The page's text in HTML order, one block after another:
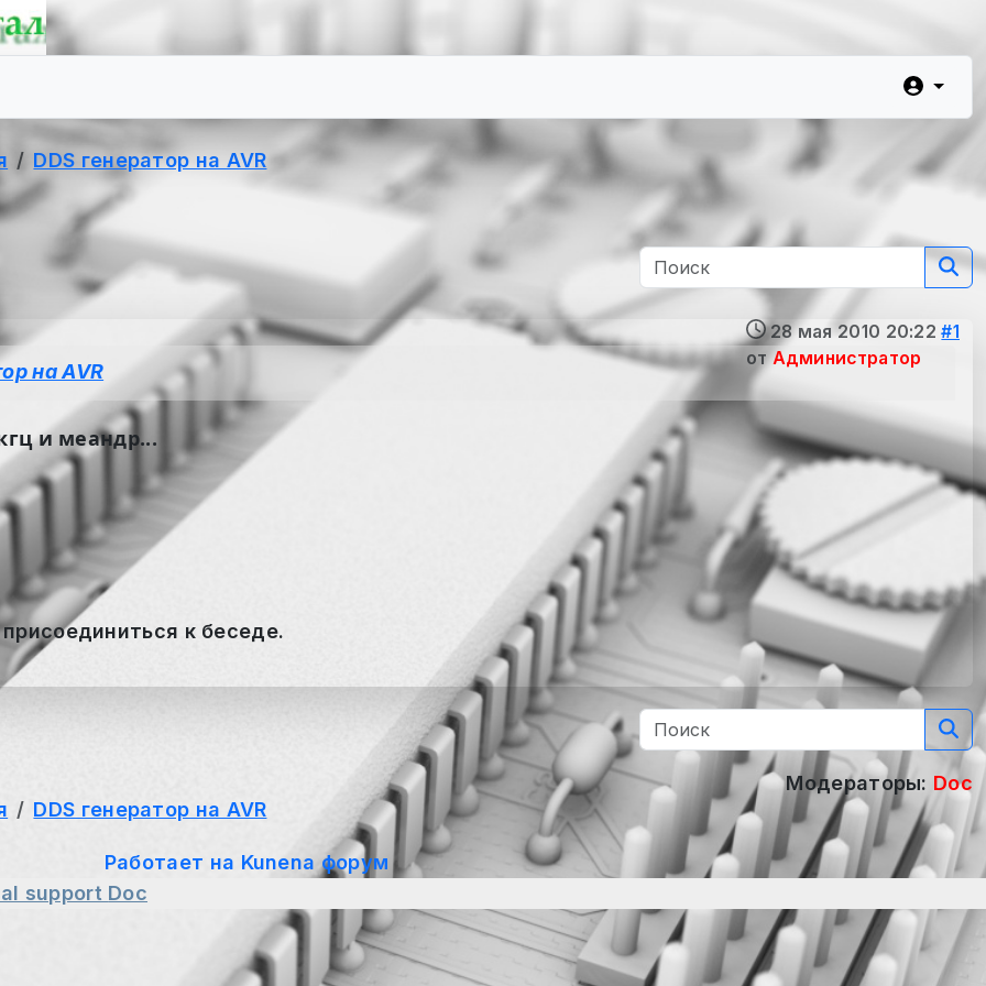
DDS генератор на AVR
28 мая 2010 20:22 #1
отАдминистратор
на AVR
и меандр...
присоединиться к беседе.
Модераторы: Doc
DDS генератор на AVR
Работает на Kunena форум
support Doc